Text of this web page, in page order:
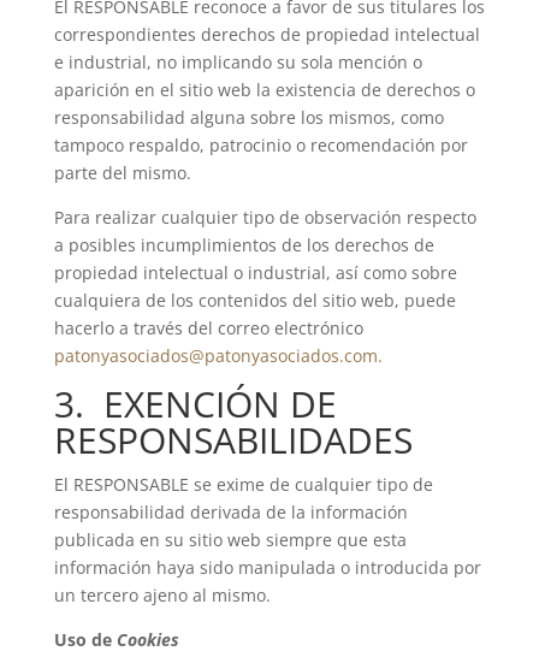
El RESPONSABLE reconoce a favor de sus titulares los
correspondientes derechos de propiedad intelectual
e industrial, no implicando su sola mención o
aparición en el sitio web la existencia de derechos o
responsabilidad alguna sobre los mismos, como
tampoco respaldo, patrocinio o recomendación por
parte del mismo.
Para realizar cualquier tipo de observación respecto
a posibles incumplimientos de los derechos de
propiedad intelectual o industrial, así como sobre
cualquiera de los contenidos del sitio web, puede
hacerlo a través del correo electrónico
patonyasociados@patonyasociados.com.
3. EXENCIÓN DE
RESPONSABILIDADES
El RESPONSABLE se exime de cualquier tipo de
responsabilidad derivada de la información
publicada en su sitio web siempre que esta
información haya sido manipulada o introducida por
un tercero ajeno al mismo.
Uso de Cookies